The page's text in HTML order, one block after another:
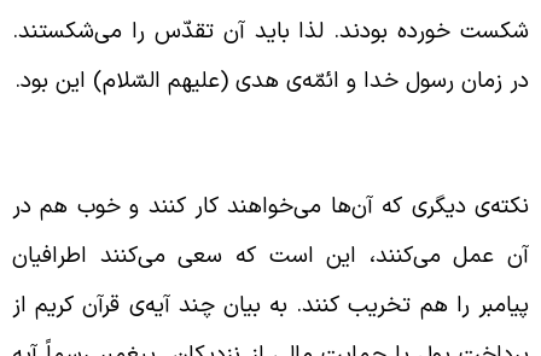
خورده بودند. لذا باید آن تقدّس را می‌شکستند.
زمان رسول خدا و ائمّه‌ی هدی (علیهم السّلام) این بود.
دیگری که آن‌ها می‌خواهند کار کنند و خوب هم در
عمل می‌کنند، این است که سعی می‌کنند اطرافیان
را هم تخریب کنند. به بیان چند آیه‌ی قرآن کریم از